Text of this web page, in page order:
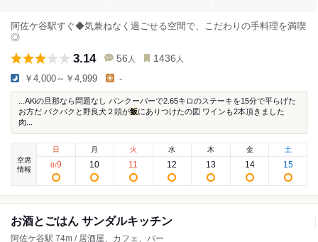
阿佐ケ谷駅すぐ◆気兼ねなく過ごせる空間で、こだわりの手料理を満喫
◎
3.14 56 人 1436 人
￥4,000～￥4,999 -
...AKiの旦那なら問題なし バンクーバーで2.65キロのステーキを15分で平らげた
お方だ バクバクと野良犬２頭が飯にありつけたの図 ワインも2本頂きました
肉...
空席
情報
日
8/9
月
10
火
11
水
12
木
13
金
14
土
15
お酒とごはん サンダルキッチン
阿佐ケ谷駅 74m / 居酒屋、カフェ、バー